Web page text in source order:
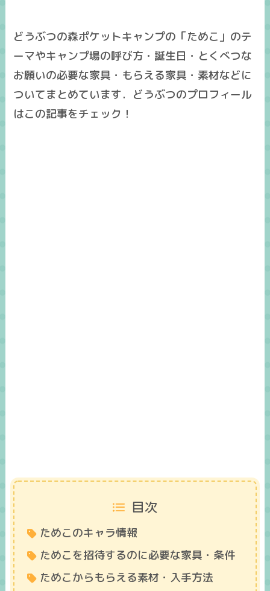
どうぶつの森ポケットキャンプの「ためこ」のテ
ーマやキャンプ場の呼び方・誕生日・とくべつな
お願いの必要な家具・もらえる家具・素材などに
ついてまとめています．どうぶつのプロフィール
はこの記事をチェック！
目次
ためこのキャラ情報
ためこを招待するのに必要な家具・条件
ためこからもらえる素材・入手方法